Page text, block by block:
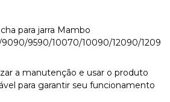
para jarra Mambo
9590/10070/10090/12090/12090
a manutenção e usar o produto
para garantir seu funcionamento